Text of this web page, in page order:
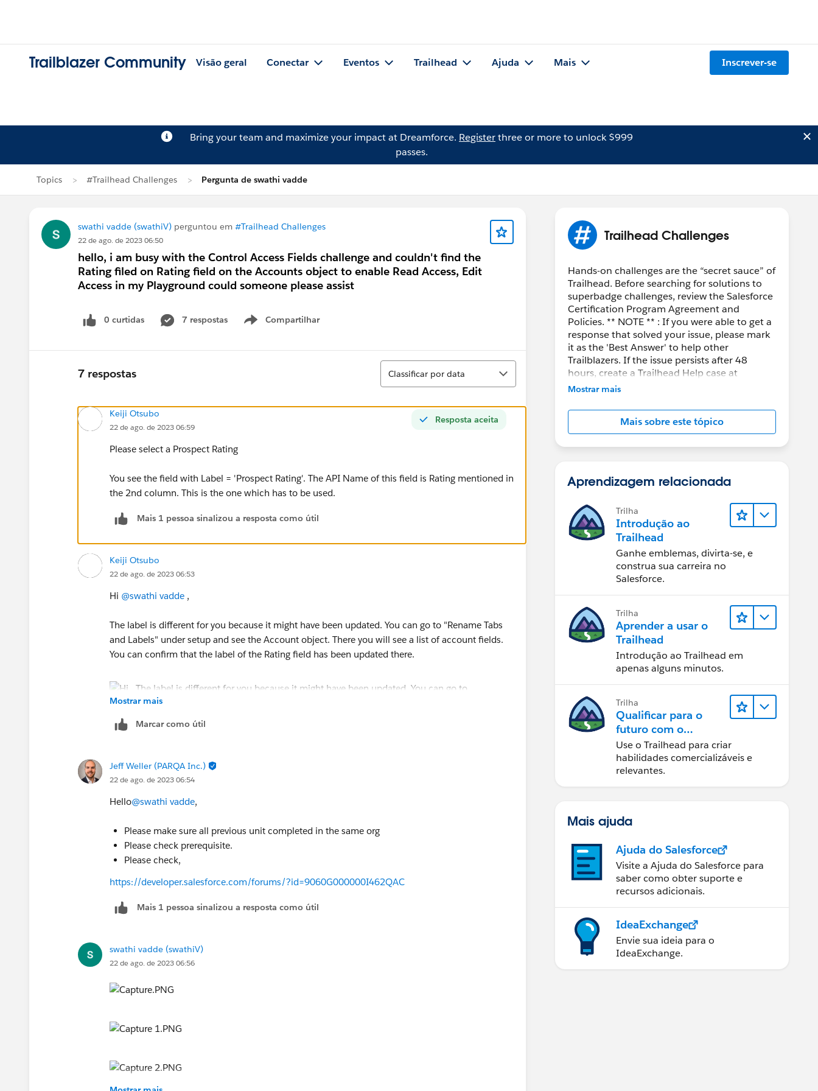
Trailblazer Community Visão geral Conectar Eventos Trailhead Ajuda Mais Inscrever-se
Bring your team and maximize your impact at Dreamforce. Registerthree or more to unlock $999
passes.
Topics #Trailhead Challenges Pergunta de swathi vadde
swathi vadde (swathiV) perguntou em #Trailhead Challenges
22 de ago. de 2023 06:50
hello, i am busy with the Control Access Fields challenge and couldn't find the
Rating filed on Rating field on the Accounts object to enable Read Access, Edit
Access in my Playground could someone please assist
0 curtidas 7 respostas Compartilhar
Show menu
7 respostas
Classificar
Classificar por data
Resposta aceita
Keiji Otsubo
22 de ago. de 2023 06:59
Please select a Prospect Rating
You see the field with Label = 'Prospect Rating'. The API Name of this field is Rating mentioned in
the 2nd column. This is the one which has to be used.
Mais 1 pessoa sinalizou a resposta como útil
Keiji Otsubo
22 de ago. de 2023 06:53
Hi @swathi vadde ,
The label is different for you because it might have been updated. You can go to "Rename Tabs
and Labels" under setup and see the Account object. There you will see a list of account fields.
You can confirm that the label of the Rating field has been updated there.
Mostrar mais
Marcar como útil
Jeff Weller (PARQA Inc.)
22 de ago. de 2023 06:54
Hello@swathi vadde,
Please make sure all previous unit completed in the same org
Please check prerequisite.
Please check,
https://developer.salesforce.com/forums/?id=9060G000000I462QAC
Mais 1 pessoa sinalizou a resposta como útil
swathi vadde (swathiV)
22 de ago. de 2023 06:56
Trailhead Challenges
Hands-on challenges are the “secret sauce” of
Trailhead. Before searching for solutions to
superbadge challenges, review the Salesforce
Certification Program Agreement and
Policies. ** NOTE ** : If you were able to get a
response that solved your issue, please mark
it as the 'Best Answer' to help other
Trailblazers. If the issue persists after 48
hours, create a Trailhead Help case at
https://help.salesforce.com/s/support
Mostrar mais
Mais sobre este tópico
Aprendizagem relacionada
Trilha
Introdução ao
Trailhead
Ganhe emblemas, divirta-se, e
construa sua carreira no
Salesforce.
Trilha
Aprender a usar o
Trailhead
Introdução ao Trailhead em
apenas alguns minutos.
Trilha
Qualificar para o
futuro com o
Trailhead
Use o Trailhead para criar
habilidades comercializáveis e
relevantes.
Mais ajuda
Ajuda do Salesforce
Visite a Ajuda do Salesforce para
saber como obter suporte e
recursos adicionais.
IdeaExchange
Envie sua ideia para o
IdeaExchange.